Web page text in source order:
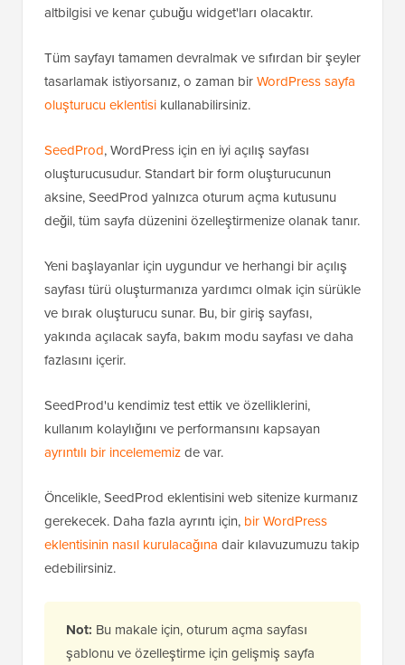
altbilgisi ve kenar çubuğu widget'ları olacaktır.
Tüm sayfayı tamamen devralmak ve sıfırdan bir şeyler
tasarlamak istiyorsanız, o zaman birWordPress sayfa
oluşturucu eklentisi kullanabilirsiniz.
SeedProd, WordPress için en iyi açılış sayfası
oluşturucusudur. Standart bir form oluşturucunun
aksine, SeedProd yalnızca oturum açma kutusunu
değil, tüm sayfa düzenini özelleştirmenize olanak tanır.
Yeni başlayanlar için uygundur ve herhangi bir açılış
sayfası türü oluşturmanıza yardımcı olmak için sürükle
ve bırak oluşturucu sunar. Bu, bir giriş sayfası,
yakında açılacak sayfa, bakım modu sayfası ve daha
fazlasını içerir.
SeedProd'u kendimiz test ettik ve özelliklerini,
kullanım kolaylığını ve performansını kapsayan
ayrıntılı bir incelememizde var.
Öncelikle, SeedProd eklentisini web sitenize kurmanız
gerekecek. Daha fazla ayrıntı için, bir WordPress
eklentisinin nasıl kurulacağına dair kılavuzumuzu takip
edebilirsiniz.
Not: Bu makale için, oturum açma sayfası
şablonu ve özelleştirme için gelişmiş sayfa